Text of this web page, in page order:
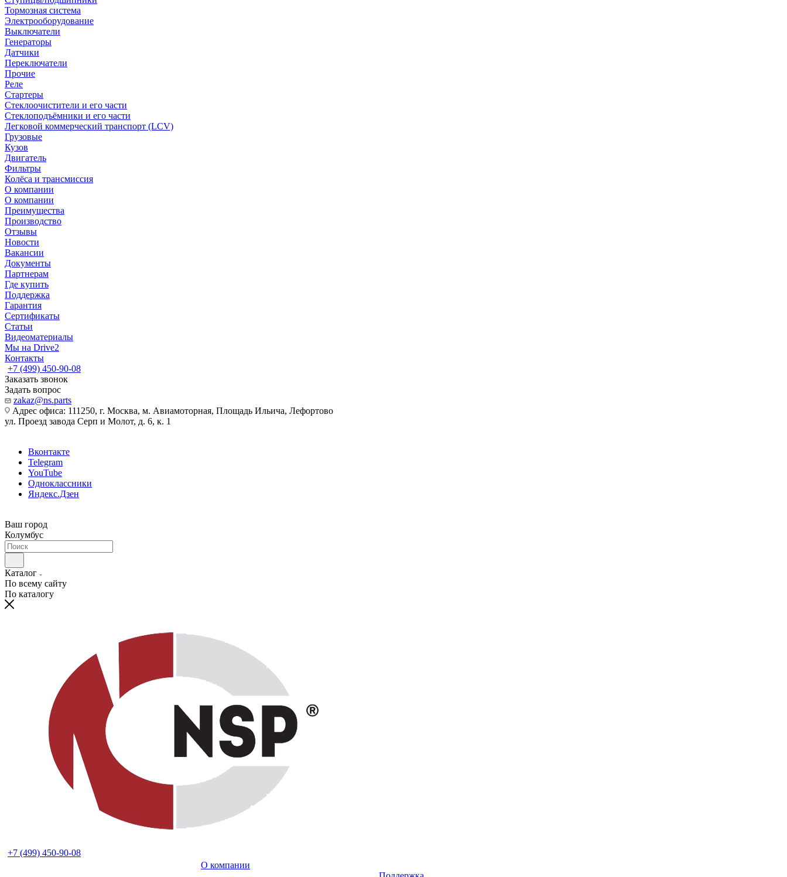
Тормозная система
Электрооборудование
Выключатели
Генераторы
Датчики
Переключатели
Прочие
Реле
Стартеры
Стеклоочистители и его части
Стеклоподъёмники и его части
Легковой коммерческий транспорт (LCV)
Грузовые
Кузов
Двигатель
Фильтры
Колёса и трансмиссия
О компании
О компании
Преимущества
Производство
Отзывы
Новости
Вакансии
Документы
Партнерам
Где купить
Поддержка
Гарантия
Сертификаты
Статьи
Видеоматериалы
Мы на Drive2
Контакты
+7 (499) 450-90-08
Заказать звонок
Задать вопрос
zakaz@ns.parts
Адрес офиса: 111250, г. Москва, м. Авиамоторная, Площадь Ильича, Лефортово
ул. Проезд завода Серп и Молот, д. 6, к. 1
Вконтакте
Telegram
YouTube
Одноклассники
Яндекс.Дзен
Ваш город
Колумбус
Каталог
По всему сайту
По каталогу
+7 (499) 450-90-08
О компании